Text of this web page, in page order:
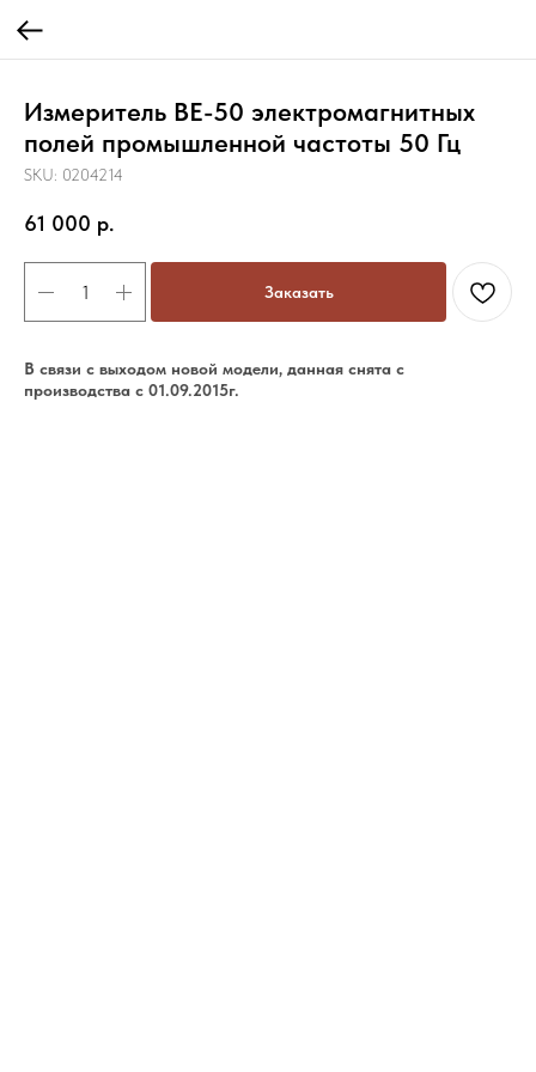
Измеритель ВЕ-50 электромагнитных
полей промышленной частоты 50 Гц
SKU: 0204214
61 000 р.
Заказать
В связи с выходом новой модели, данная снята с
производства с 01.09.2015г.